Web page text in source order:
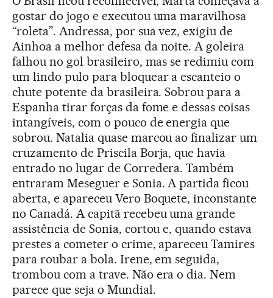
gostar do jogo e executou uma maravilhosa
“roleta”. Andressa, por sua vez, exigiu de
Ainhoa a melhor defesa da noite. A goleira
falhou no gol brasileiro, mas se redimiu com
um lindo pulo para bloquear a escanteio o
chute potente da brasileira. Sobrou para a
Espanha tirar forças da fome e dessas coisas
intangíveis, com o pouco de energia que
sobrou. Natalia quase marcou ao finalizar um
cruzamento de Priscila Borja, que havia
entrado no lugar de Corredera. Também
entraram Meseguer e Sonia. A partida ficou
aberta, e apareceu Vero Boquete, inconstante
no Canadá. A capitã recebeu uma grande
assistência de Sonia, cortou e, quando estava
prestes a cometer o crime, apareceu Tamires
para roubar a bola. Irene, em seguida,
trombou com a trave. Não era o dia. Nem
parece que seja o Mundial.